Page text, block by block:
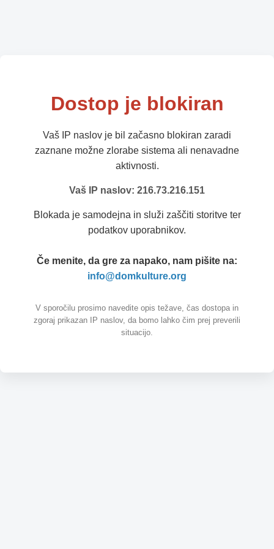
Dostop je blokiran
Vaš IP naslov je bil začasno blokiran zaradi
zaznane možne zlorabe sistema ali nenavadne
aktivnosti.
Vaš IP naslov: 216.73.216.151
Blokada je samodejna in služi zaščiti storitve ter
podatkov uporabnikov.
Če menite, da gre za napako, nam pišite na:
info@domkulture.org
V sporočilu prosimo navedite opis težave, čas dostopa in
zgoraj prikazan IP naslov, da bomo lahko čim prej preverili
situacijo.